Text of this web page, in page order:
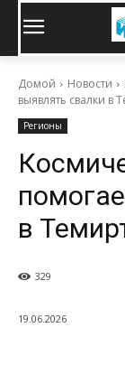
Домой Новости
выявлять свалки в
Регионы
в
329
19.06.2026